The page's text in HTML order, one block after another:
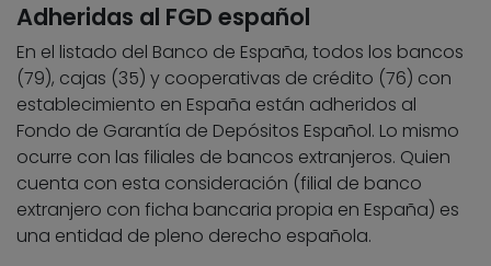
Adheridas al FGD español
En el listado del Banco de España, todos los bancos
(79), cajas (35) y cooperativas de crédito (76) con
establecimiento en España están adheridos al
Fondo de Garantía de Depósitos Español. Lo mismo
ocurre con las filiales de bancos extranjeros. Quien
cuenta con esta consideración (filial de banco
extranjero con ficha bancaria propia en España) es
una entidad de pleno derecho española.